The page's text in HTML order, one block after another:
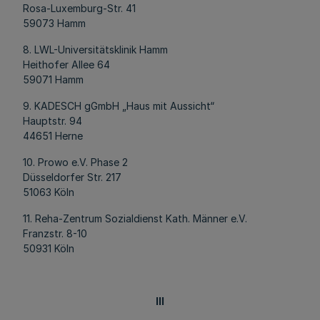
Rosa-Luxemburg-Str. 41
59073 Hamm
8. LWL-Universitätsklinik Hamm
Heithofer Allee 64
59071 Hamm
9. KADESCH gGmbH „Haus mit Aussicht“
Hauptstr. 94
44651 Herne
10. Prowo e.V. Phase 2
Düsseldorfer Str. 217
51063 Köln
11. Reha-Zentrum Sozialdienst Kath. Männer e.V.
Franzstr. 8-10
50931 Köln
III